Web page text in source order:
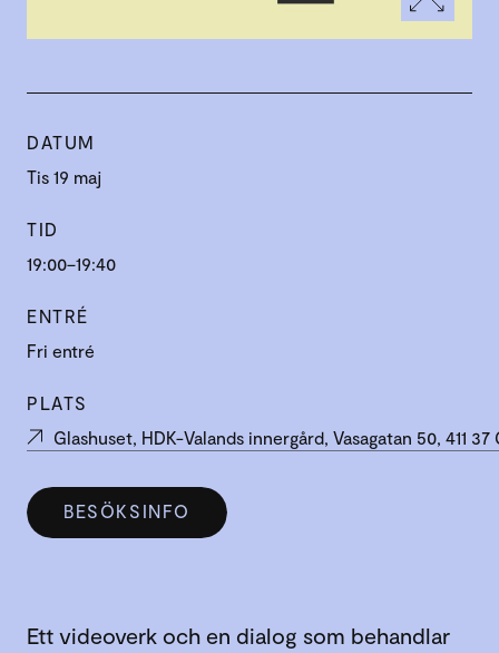
DATUM
Tis 19 maj
TID
19:00–19:40
ENTRÉ
Fri entré
PLATS
Glashuset, HDK-Valands innergård, Vasagatan 50, 411
BESÖKSINFO
Ett videoverk och en dialog som behandlar